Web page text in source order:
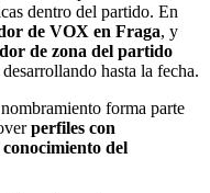
dentro del partido. En
de VOX en Fraga, y
de zona del partido
hasta la fecha.
forma parte
perfiles con
del